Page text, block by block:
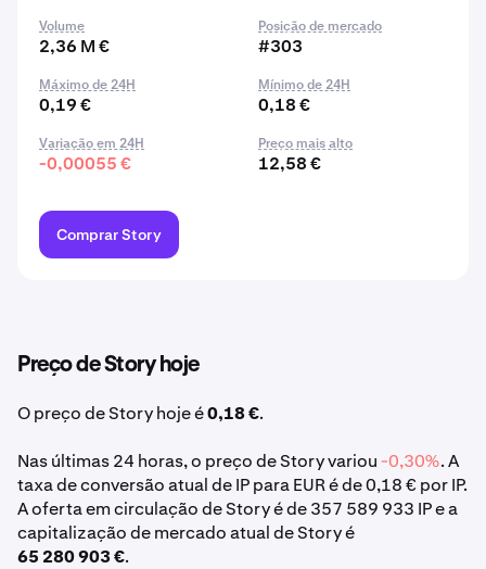
Volume
2,36 M €
Posição de mercado
#303
Máximo de 24H
0,19 €
Mínimo de 24H
0,18 €
Variação em 24H
-0,00055 €
Preço mais alto
12,58 €
Comprar Story
Preço de Story hoje
O preço de Story hoje é0,18 €.
Nas últimas 24 horas, o preço de Story variou-0,30%. A
taxa de conversão atual de IP para EUR é de 0,18 € por IP.
A oferta em circulação de Story é de 357 589 933 IP e a
capitalização de mercado atual de Story é
65 280 903 €.